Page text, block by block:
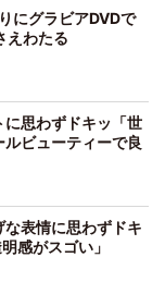
にグラビアDVDで
わたる
に思わずドキッ「世
ビューティーで良
表情に思わずドキ
感がスゴい」